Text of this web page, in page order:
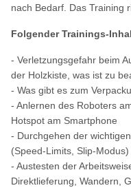
nach Bedarf. Das Training
Folgender Trainings-
- Verletzungsgefahr beim
der Holzkiste, was ist zu
- Was gibt es zum
- Anlernen des Roboters
Hotspot am Smartphone
- Durchgehen der
(Speed-Limits, Slip-Modus)
- Austesten der
Direktlieferung, Wandern,